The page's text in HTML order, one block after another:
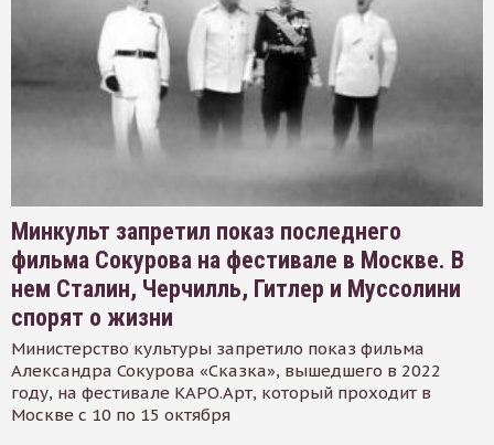
Минкульт запретил показ последнего
фильма Сокурова на фестивале в Москве. В
нем Сталин, Черчилль, Гитлер и Муссолини
спорят о жизни
Министерство культуры запретило показ фильма
Александра Сокурова «Сказка», вышедшего в 2022
году, на фестивале КАРО.Арт, который проходит в
Москве с 10 по 15 октября